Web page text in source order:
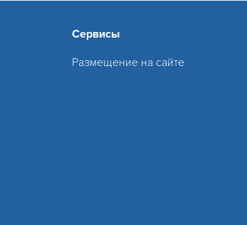
Сервисы
Размещение на сайте